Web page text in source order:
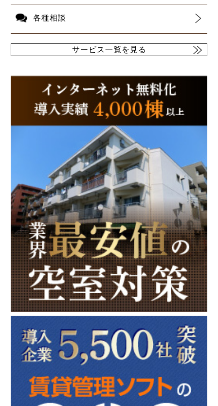
各種相談
サービス一覧を見る